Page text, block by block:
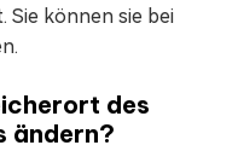
Sie können sie bei
des
ändern?